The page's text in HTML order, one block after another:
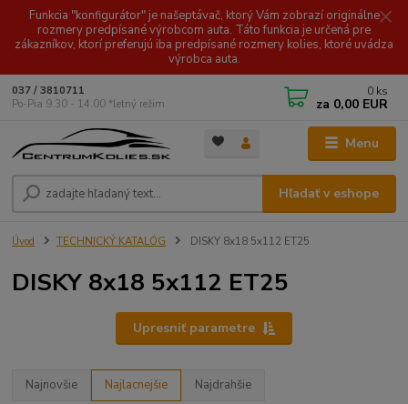
Funkcia "konfigurátor" je našeptávač, ktorý Vám zobrazí originálne
rozmery predpísané výrobcom auta. Táto funkcia je určená pre
zákazníkov, ktorí preferujú iba predpísané rozmery kolies, ktoré uvádza
výrobca auta.
Menu
Hľadať v eshope
037 / 3810711
Po-Pia 9.30 - 14.00 *letný režim
0 ks
za 0,00 EUR
Úvod TECHNICKÝ KATALÓG DISKY 8x18 5x112 ET25
DISKY 8x18 5x112 ET25
Upresniť parametre
Najnovšie Najlacnejšie Najdrahšie